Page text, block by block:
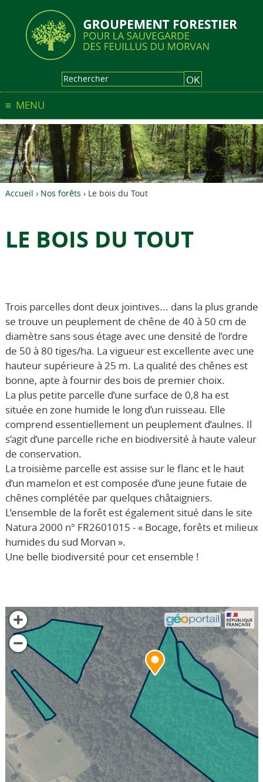
MENU
Accueil › Nos forêts › Le bois du Tout
LE BOIS DU TOUT
Trois parcelles dont deux jointives... dans la plus grande
se trouve un peuplement de chêne de 40 à 50 cm de
diamètre sans sous étage avec une densité de l’ordre
de 50 à 80 tiges/ha. La vigueur est excellente avec une
hauteur supérieure à 25 m. La qualité des chênes est
bonne, apte à fournir des bois de premier choix.
La plus petite parcelle d’une surface de 0,8 ha est
située en zone humide le long d’un ruisseau. Elle
comprend essentiellement un peuplement d’aulnes. Il
s’agit d’une parcelle riche en biodiversité à haute valeur
de conservation.
La troisième parcelle est assise sur le flanc et le haut
d’un mamelon et est composée d’une jeune futaie de
chênes complétée par quelques châtaigniers.
L’ensemble de la forêt est également situé dans le site
Natura 2000 n° FR2601015 - « Bocage, forêts et milieux
humides du sud Morvan ».
Une belle biodiversité pour cet ensemble !